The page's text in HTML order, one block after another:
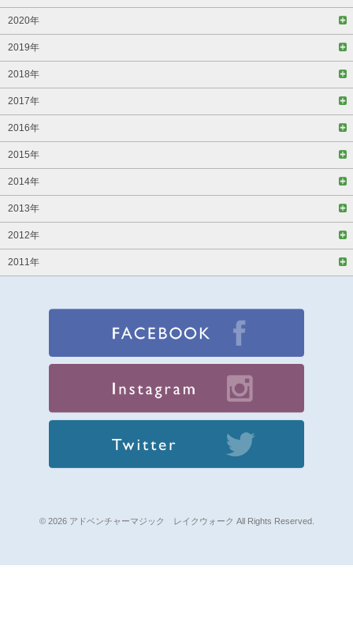
2020年
2019年
2018年
2017年
2016年
2015年
2014年
2013年
2012年
2011年
© 2026 アドベンチャーマジック レイクウォーク All Rights Reserved.